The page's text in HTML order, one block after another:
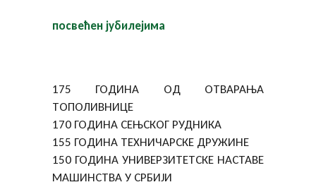
посвећен јубилејима
175 ГОДИНА ОД ОТВАРАЊА
ТОПОЛИВНИЦЕ
170 ГОДИНА СЕЊСКОГ РУДНИКА
155 ГОДИНА ТЕХНИЧАРСКЕ ДРУЖИНЕ
150 ГОДИНА УНИВЕРЗИТЕТСКЕ НАСТАВЕ
МАШИНСТВА У СРБИЈИ